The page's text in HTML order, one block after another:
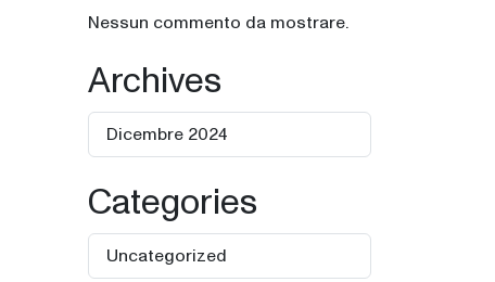
Nessun commento da mostrare.
Archives
Dicembre 2024
Categories
Uncategorized